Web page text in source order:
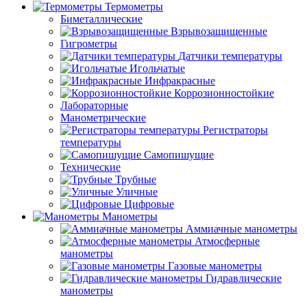
Термометры
Биметаллические
Взрывозащищенные
Гигрометры
Датчики температуры
Игольчатые
Инфракрасные
Коррозионностойкие
Лабораторные
Манометрические
Регистраторы
температуры
Самопишущие
Технические
Трубные
Уличные
Цифровые
Манометры
Аммиачные манометры
Атмосферные
манометры
Газовые манометры
Гидравлические
манометры